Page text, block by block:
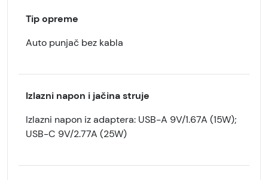
Tip opreme
Auto punjač bez kabla
Izlazni napon i jačina struje
Izlazni napon iz adaptera: USB-A 9V/1.67A (15W);
USB-C 9V/2.77A (25W)